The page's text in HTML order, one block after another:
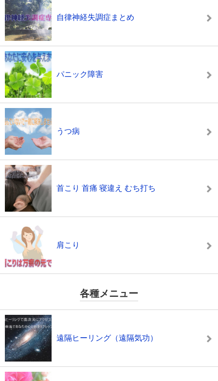
自律神経失調症まとめ
パニック障害
うつ病
首こり 首痛 寝違え むち打ち
肩こり
各種メニュー
遠隔ヒーリング（遠隔気功）